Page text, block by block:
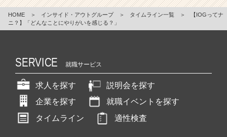
HOME ＞ インサイド・アウトグループ ＞ タイムライン一覧 ＞
【IOGってナ
ニ？】「どんなことにやりがいを感じる？」
SERVICE 就職サービス
求人を探す
説明会を探す
企業を探す
就職イベントを探す
タイムライン
適性検査